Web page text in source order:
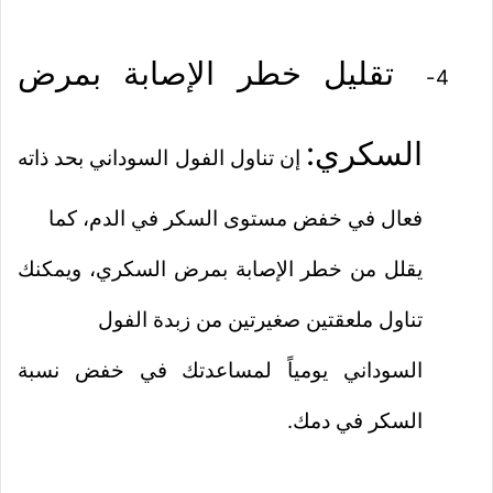
4- تقليل خطر الإصابة بمرض
السكري: إن تناول الفول السوداني بحد ذاته
فعال في خفض مستوى السكر في الدم، كما
يقلل من خطر الإصابة بمرض السكري، ويمكنك
تناول ملعقتين صغيرتين من زبدة الفول
السوداني يومياً لمساعدتك في خفض نسبة
السكر في دمك.